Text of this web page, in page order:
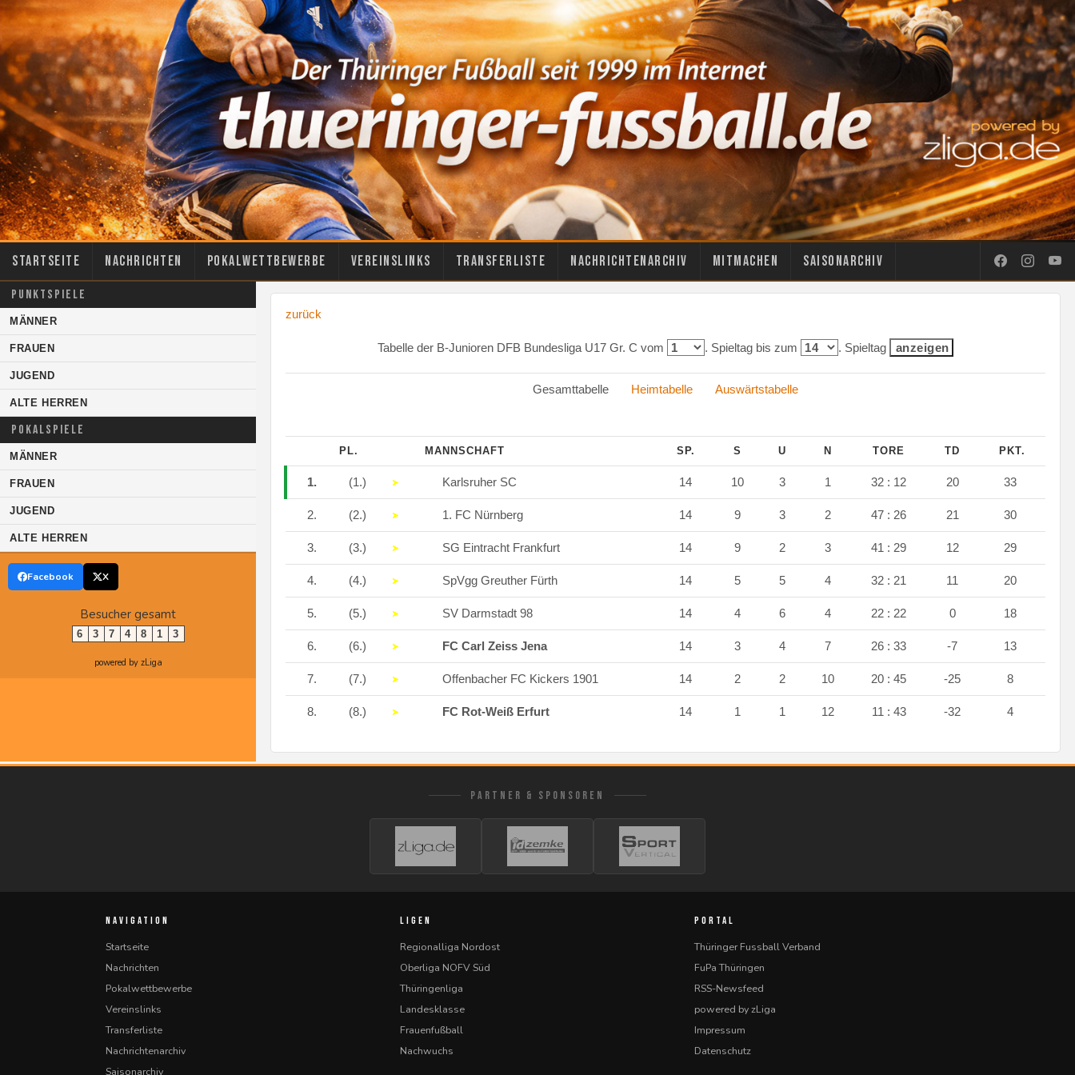
Startseite Nachrichten Pokalwettbewerbe Vereinslinks Transferliste Nachrichtenarchiv Mitmachen Saisonarchiv
PUNKTSPIELE
MÄNNER
FRAUEN
JUGEND
ALTE HERREN
POKALSPIELE
MÄNNER
FRAUEN
JUGEND
ALTE HERREN
Facebook X
Besucher gesamt
6 3 7 4 8 1 3
powered by zLiga
zurück
Tabelle der B-Junioren DFB Bundesliga U17 Gr. C vom . Spieltag bis zum . Spieltag
Gesamttabelle Heimtabelle Auswärtstabelle
PL. MANNSCHAFT SP. S U N TORE TD PKT.
1. (1.) Karlsruher SC 14 10 3 1 32 : 12 20 33
2. (2.) 1. FC Nürnberg 14 9 3 2 47 : 26 21 30
3. (3.) SG Eintracht Frankfurt 14 9 2 3 41 : 29 12 29
4. (4.) SpVgg Greuther Fürth 14 5 5 4 32 : 21 11 20
5. (5.) SV Darmstadt 98 14 4 6 4 22 : 22 0 18
6. (6.) FC Carl Zeiss Jena 14 3 4 7 26 : 33 -7 13
7. (7.) Offenbacher FC Kickers 1901 14 2 2 10 20 : 45 -25 8
8. (8.) FC Rot-Weiß Erfurt 14 1 1 12 11 : 43 -32 4
PARTNER & SPONSOREN
NAVIGATION
Startseite
Nachrichten
Pokalwettbewerbe
Vereinslinks
Transferliste
Nachrichtenarchiv
Saisonarchiv
LIGEN
Regionalliga Nordost
Oberliga NOFV Süd
Thüringenliga
Landesklasse
Frauenfußball
Nachwuchs
PORTAL
Thüringer Fussball Verband
FuPa Thüringen
RSS-Newsfeed
powered by zLiga
Impressum
Datenschutz